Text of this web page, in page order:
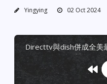
Yingying 02 Oct 2024
directtv與dish併成全美